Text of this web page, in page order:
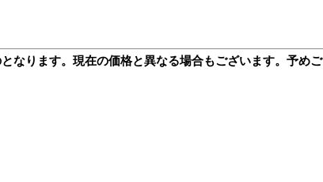
なります。現在の価格と異なる場合もございます。予めご